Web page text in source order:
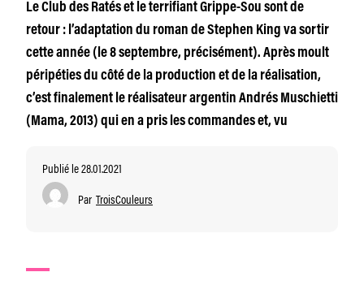
Le Club des Ratés et le terrifiant Grippe-Sou sont de
retour : l’adaptation du roman de Stephen King va sortir
cette année (le 8 septembre, précisément). Après moult
péripéties du côté de la production et de la réalisation,
c’est finalement le réalisateur argentin Andrés Muschietti
(Mama, 2013) qui en a pris les commandes et, vu
Publié le 28.01.2021
Par TroisCouleurs